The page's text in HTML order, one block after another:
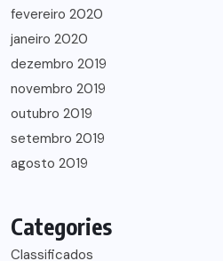
fevereiro 2020
janeiro 2020
dezembro 2019
novembro 2019
outubro 2019
setembro 2019
agosto 2019
Categories
Classificados